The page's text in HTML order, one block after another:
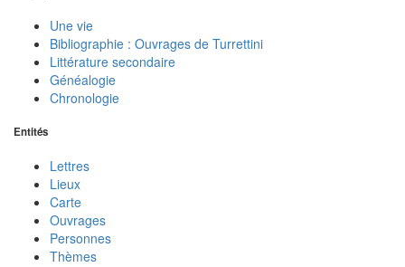
Une vie
Bibliographie : Ouvrages de Turrettini
Littérature secondaire
Généalogie
Chronologie
Entités
Lettres
Lieux
Carte
Ouvrages
Personnes
Thèmes